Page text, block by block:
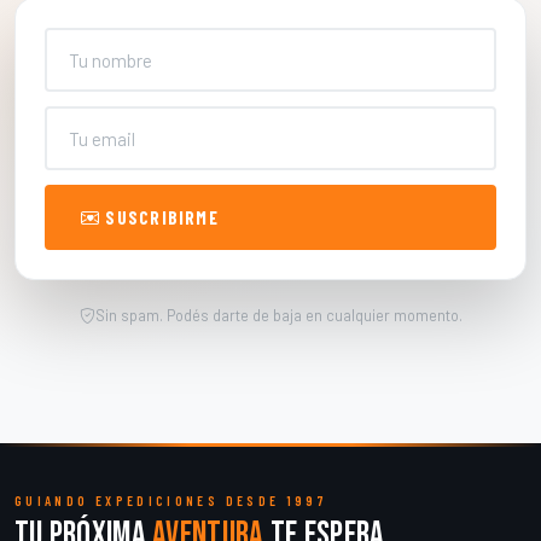
SUSCRIBIRME
Sin spam. Podés darte de baja en cualquier momento.
GUIANDO EXPEDICIONES DESDE 1997